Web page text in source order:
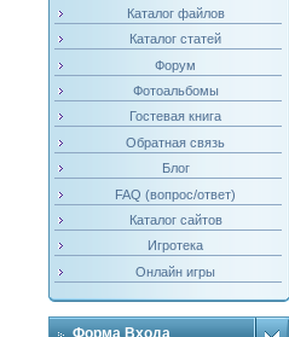
Каталог файлов
Каталог статей
Форум
Фотоальбомы
Гостевая книга
Обратная связь
Блог
FAQ (вопрос/ответ)
Каталог сайтов
Игротека
Онлайн игры
Форма Входа